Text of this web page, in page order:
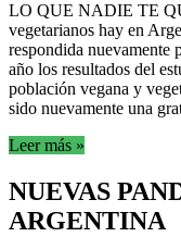
LO QUE NADIE TE
vegetarianos hay en
respondida
año los resultados del
población vegana y
sido nuevamente una
Leer más »
NUEVAS
ARGENTINA